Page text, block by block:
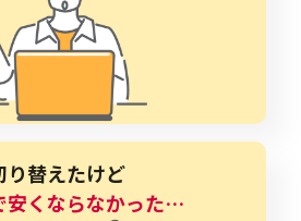
り替えたけど
安くならなかった…